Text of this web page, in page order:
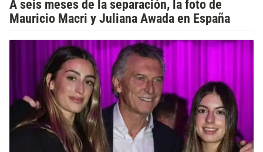
A seis meses de la separación, la foto de
Mauricio Macri y Juliana Awada en España